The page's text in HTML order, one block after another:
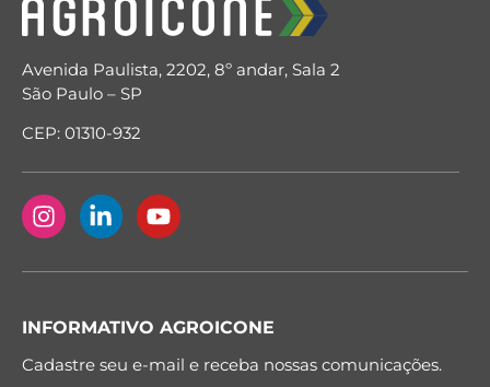
Avenida Paulista, 2202, 8º andar, Sala 2
São Paulo – SP
CEP: 01310-932
INFORMATIVO AGROICONE
Cadastre seu e-mail e receba nossas comunicações.